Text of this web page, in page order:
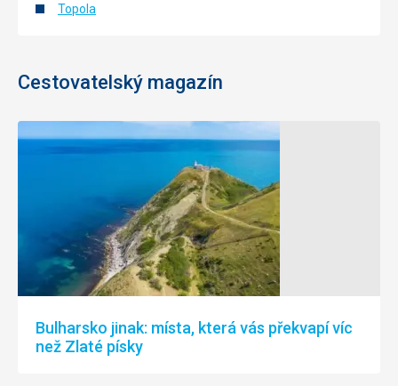
Topola
Cestovatelský magazín
Bulharsko jinak: místa, která vás překvapí víc
než Zlaté písky